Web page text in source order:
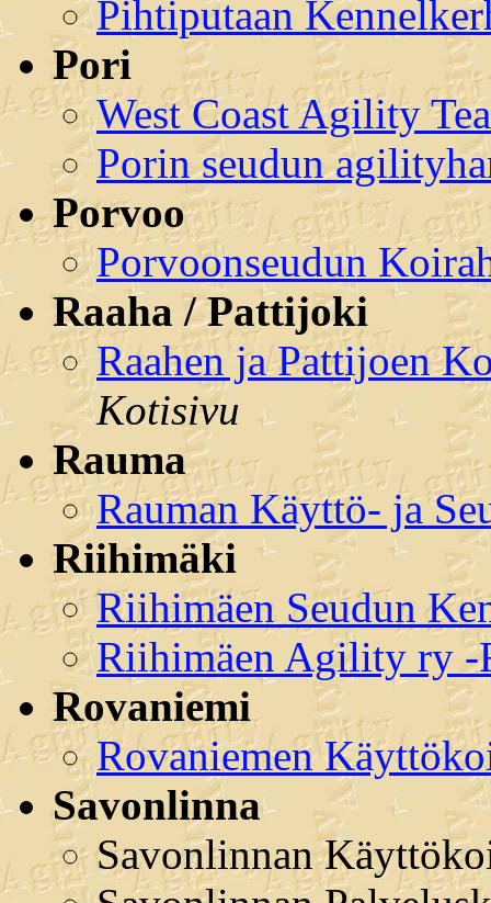
Pihtiputaan
Pori
West Coast Agility
Porin seudun
Porvoo
Porvoonseudun
Raaha / Pattijoki
Raahen ja Pattijoen
Kotisivu
Rauma
Rauman Käyttö- ja
Riihimäki
Riihimäen Seudun
Riihimäen Agility ry
Rovaniemi
Rovaniemen
Savonlinna
Savonlinnan